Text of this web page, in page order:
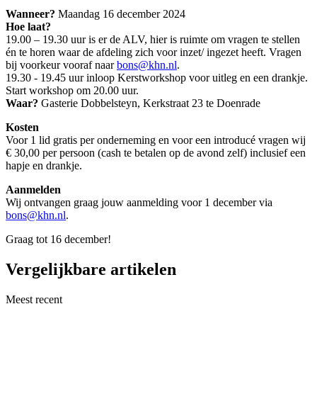
Wanneer? Maandag 16 december 2024
Hoe laat?
19.00 – 19.30 uur is er de ALV, hier is ruimte om vragen te stellen
én te horen waar de afdeling zich voor inzet/ ingezet heeft. Vragen
bij voorkeur vooraf naarbons@khn.nl.
19.30 - 19.45 uur inloop Kerstworkshop voor uitleg en een drankje.
Start workshop om 20.00 uur.
Waar? Gasterie Dobbelsteyn, Kerkstraat 23 te Doenrade
Kosten
Voor 1 lid gratis per onderneming en voor een introducé vragen wij
€ 30,00 per persoon (cash te betalen op de avond zelf) inclusief een
hapje en drankje.
Aanmelden
Wij ontvangen graag jouw aanmelding voor 1 december via
bons@khn.nl.
Graag tot 16 december!
Vergelijkbare artikelen
Meest recent